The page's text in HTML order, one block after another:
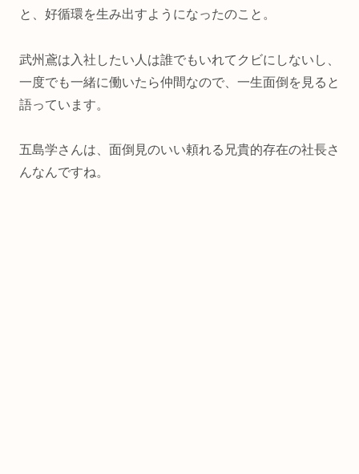
と、好循環を生み出すようになったのこと。
武州鳶は入社したい人は誰でもいれてクビにしないし、
一度でも一緒に働いたら仲間なので、一生面倒を見ると
語っています。
五島学さんは、面倒見のいい頼れる兄貴的存在の社長さ
んなんですね。